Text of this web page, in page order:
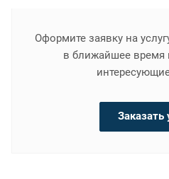
Оформите заявку на
в ближайшее время
Заказать